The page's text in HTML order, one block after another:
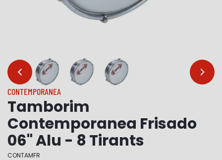
… …
CONTEMPORANEA
Tamborim
Contemporanea Frisado
06" Alu - 8 Tirants
CONTAMFR